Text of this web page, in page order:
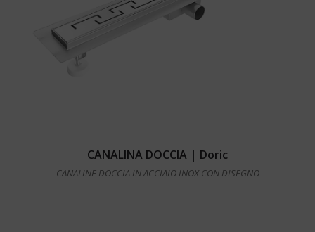
Leggi tutto
CANALINA DOCCIA | Doric
CANALINE DOCCIA IN ACCIAIO INOX CON DISEGNO